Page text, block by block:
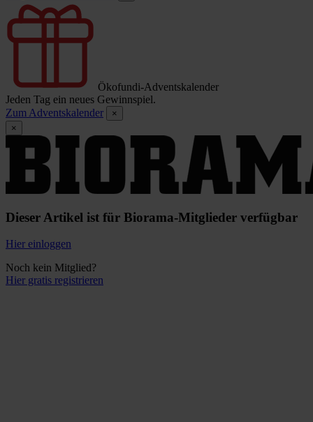
Ökofundi-Adventskalender
Jeden Tag ein neues Gewinnspiel.
Zum Adventskalender
×
×
Dieser Artikel ist für Biorama-Mitglieder verfügbar
Hier einloggen
Noch kein Mitglied?
Hier gratis registrieren